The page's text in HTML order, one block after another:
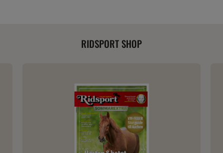
RIDSPORT SHOP